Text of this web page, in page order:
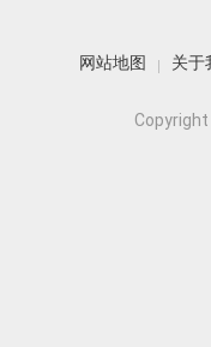
网站地图 关于